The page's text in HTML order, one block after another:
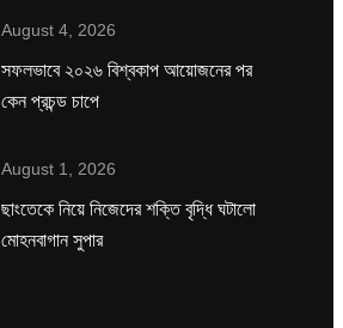
August 4, 2026
সফলভাবে ২০২৬ বিশ্বকাপ আয়োজনের পর
কেন প্রচন্ড চাপে
August 1, 2026
ছাংতেকে নিয়ে নিজেদের শক্তি বৃদ্ধি ঘটালো
মোহনবাগান সুপার